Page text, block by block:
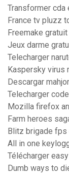
Transformer cda
France tv pluzz
Freemake
Jeux darme
Telecharger
Kaspersky virus
Descargar
Telecharger
Mozilla firefox
Farm heroes
Blitz brigade fps
All in one
Télécharger
Dumb ways to